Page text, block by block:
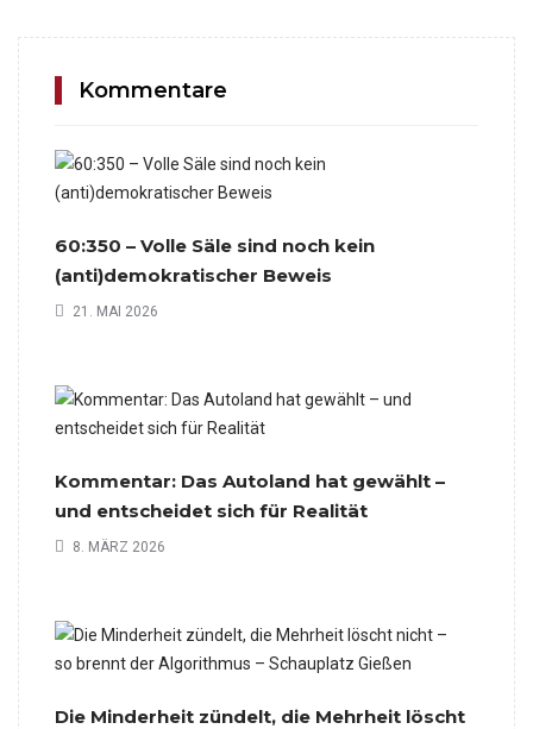
Kommentare
60:350 – Volle Säle sind noch kein
(anti)demokratischer Beweis
21. MAI 2026
Kommentar: Das Autoland hat gewählt –
und entscheidet sich für Realität
8. MÄRZ 2026
Die Minderheit zündelt, die Mehrheit löscht